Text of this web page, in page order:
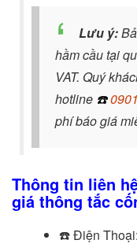
Lưu ý:
hầm cầu tại
VAT. Quý
hotline ☎️
phí báo giá
Thông tin liên
giá thông tắc
☎️Điện Thoại: